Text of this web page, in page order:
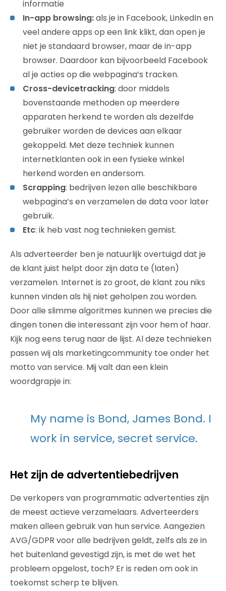
informatie
In-app browsing:als je in Facebook, LinkedIn en
veel andere apps op een link klikt, dan open je
niet je standaard browser, maar de in-app
browser. Daardoor kan bijvoorbeeld Facebook
al je acties op die webpagina’s tracken.
Cross-devicetracking: door middels
bovenstaande methoden op meerdere
apparaten herkend te worden als dezelfde
gebruiker worden de devices aan elkaar
gekoppeld. Met deze techniek kunnen
internetklanten ook in een fysieke winkel
herkend worden en andersom.
Scrapping: bedrijven lezen alle beschikbare
webpagina’s en verzamelen de data voor later
gebruik.
Etc: ik heb vast nog technieken gemist.
Als adverteerder ben je natuurlijk overtuigd dat je
de klant juist helpt door zijn data te (laten)
verzamelen. Internet is zo groot, de klant zou niks
kunnen vinden als hij niet geholpen zou worden.
Door alle slimme algoritmes kunnen we precies die
dingen tonen die interessant zijn voor hem of haar.
Kijk nog eens terug naar de lijst. Al deze technieken
passen wij als marketingcommunity toe onder het
motto van service. Mij valt dan een klein
woordgrapje in:
My name is Bond, James Bond. I
work in service, secret service.
Het zijn de advertentiebedrijven
De verkopers van programmatic advertenties zijn
de meest actieve verzamelaars. Adverteerders
maken alleen gebruik van hun service. Aangezien
AVG/GDPR voor alle bedrijven geldt, zelfs als ze in
het buitenland gevestigd zijn, is met de wet het
probleem opgelost, toch? Er is reden om ook in
toekomst scherp te blijven.